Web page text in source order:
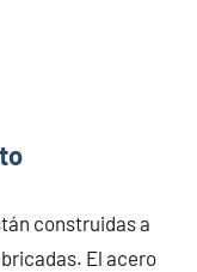
construidas a
El acero